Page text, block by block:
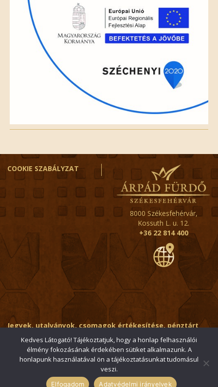
COOKIE SZABÁLYZAT
8000 Székesfehérvár,
Kossuth L. u. 12.
+36 22 814 400
Jegyek, utalványok, csomagok értékesítése, pénztárt
érintő kérdések:
ertekesito@fehervar-arpadfurdo.hu
Általános érdeklődés: info@fehervar-arpadfurdo.hu
© 2006-2026 Székesfehérvári Árpád Fürdő / Minden jog
Kedves Látogató! Tájékoztatjuk, hogy a honlap felhasználói
élmény fokozásának érdekében sütiket alkalmazunk. A
honlapunk használatával ön a tájékoztatásunkat tudomásul
veszi.
Elfogadom Adatvédelmi irányelvek